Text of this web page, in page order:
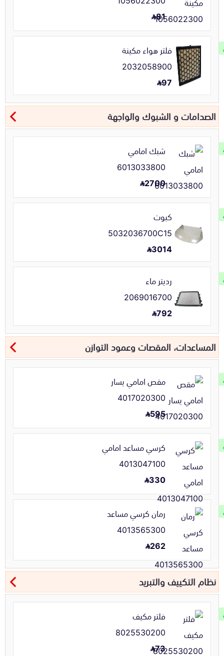
81
فلتر هواء مكينة
2032058900
97
الصدامات و الشبوك والواجهة
شبك امامي
6013033800
2700
كبوت
5032036700C15
3014
رديتر ماء
2069016700
792
المساعدات، المقصات وعمود التوازن
مقص امامي يسار
4017020300
595
كرسي مساعد امامي
4013047100
330
رمان كرسي مساعد
4013565300
262
نظام التكييف والتبريد
فلتر مكيف
8025530200
73